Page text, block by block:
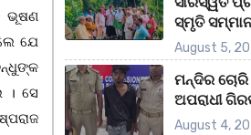
ଭୂଷଣ
ଯେ
। ସେ
ସ୍ମୃତି
August 5,
ମନ୍ଦିର ଚୋରି
ଅପରାଧୀ
August 4,